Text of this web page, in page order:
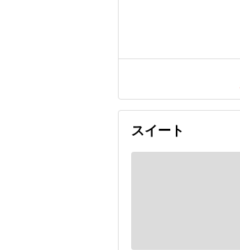
スイート